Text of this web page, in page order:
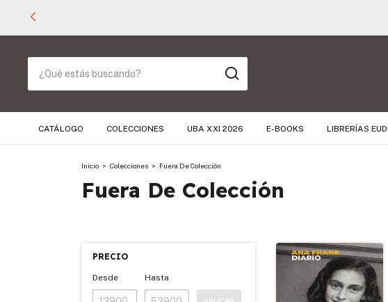
CATÁLOGO COLECCIONES UBA XXI 2026 E-BOOKS LIBRERÍAS
Inicio > Colecciones > Fuera De Colección
Fuera De Colección
PRECIO
Desde Hasta